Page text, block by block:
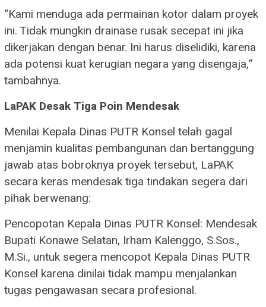
“Kami menduga ada permainan kotor dalam proyek
ini. Tidak mungkin drainase rusak secepat ini jika
dikerjakan dengan benar. Ini harus diselidiki, karena
ada potensi kuat kerugian negara yang disengaja,”
tambahnya.
LaPAK Desak Tiga Poin Mendesak
Menilai Kepala Dinas PUTR Konsel telah gagal
menjamin kualitas pembangunan dan bertanggung
jawab atas bobroknya proyek tersebut, LaPAK
secara keras mendesak tiga tindakan segera dari
pihak berwenang:
Pencopotan Kepala Dinas PUTR Konsel: Mendesak
Bupati Konawe Selatan, Irham Kalenggo, S.Sos.,
M.Si., untuk segera mencopot Kepala Dinas PUTR
Konsel karena dinilai tidak mampu menjalankan
tugas pengawasan secara profesional.